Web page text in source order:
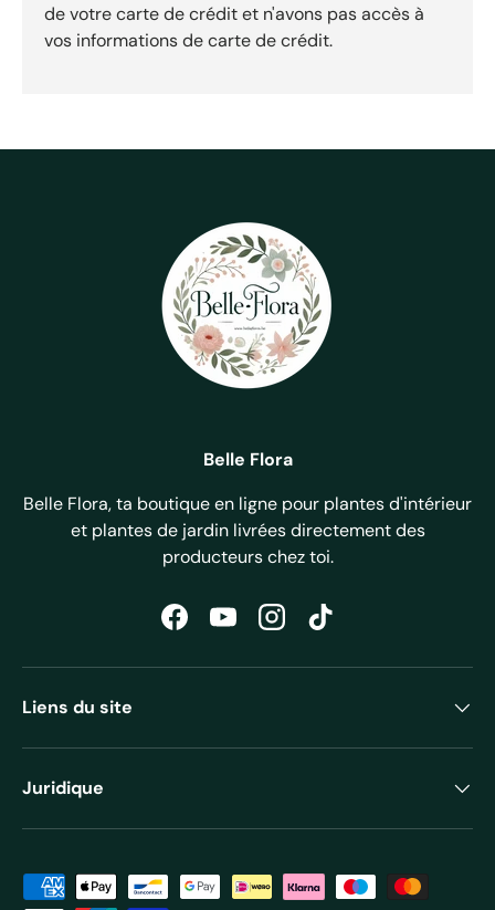
de votre carte de crédit et n'avons pas accès à
vos informations de carte de crédit.
Belle Flora
Belle Flora, ta boutique en ligne pour plantes d'intérieur
et plantes de jardin livrées directement des
producteurs chez toi.
FacebookYouTubeInstagramTikTok
Liens du site
Juridique
Moyens de paiement acceptés